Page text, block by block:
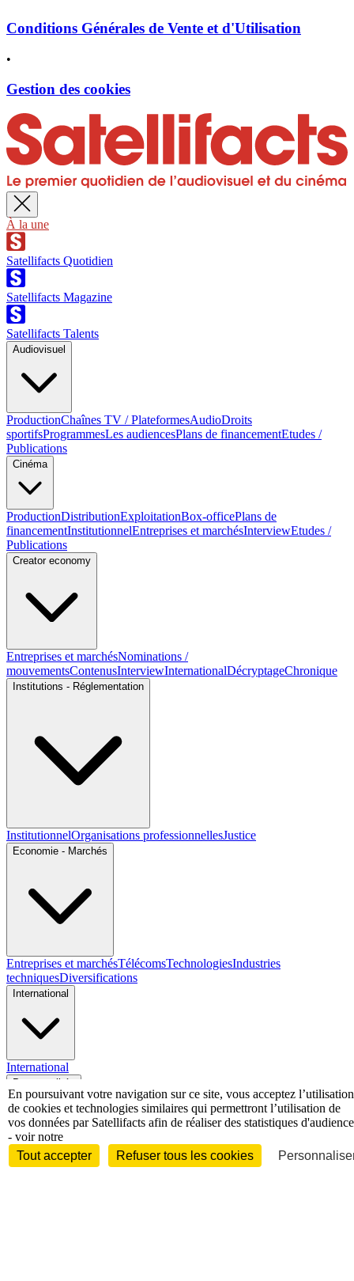
Conditions Générales de Vente et d'Utilisation
•
Gestion des cookies
À la une
Satellifacts Quotidien
Satellifacts Magazine
Satellifacts Talents
Audiovisuel
ProductionChaînes TV / PlateformesAudioDroits
sportifsProgrammesLes audiencesPlans de financementEtudes /
Publications
Cinéma
ProductionDistributionExploitationBox-officePlans de
financementInstitutionnelEntreprises et marchésInterviewEtudes /
Publications
Creator economy
Entreprises et marchésNominations /
mouvementsContenusInterviewInternationalDécryptageChronique
Institutions - Réglementation
InstitutionnelOrganisations professionnellesJustice
Economie - Marchés
Entreprises et marchésTélécomsTechnologiesIndustries
techniquesDiversifications
International
International
Personnalités
InterviewBiographies Nominations /
En poursuivant votre navigation sur ce site, vous acceptez l’utilisation
de cookies et technologies similaires qui permettront l’utilisation de
vos données par Satellifacts afin de réaliser des statistiques d'audience
- voir notre
Tout accepter
Refuser tous les cookies